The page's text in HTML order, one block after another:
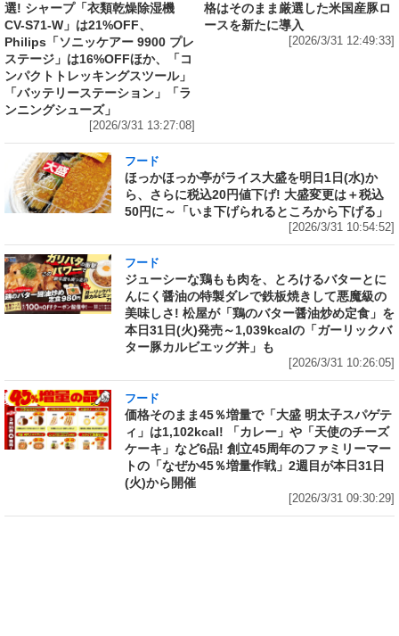
選! シャープ「衣類乾燥除湿機
CV-S71-W」は21%OFF、
Philips「ソニッケアー 9900 プレ
ステージ」は16%OFFほか、「コ
ンパクトトレッキングスツール」
「バッテリーステーション」「ラ
ンニングシューズ」
[2026/3/31 13:27:08]
格はそのまま厳選した米国産豚ロ
ースを新たに導入
[2026/3/31 12:49:33]
フード
ほっかほっか亭がライス大盛を明日1日(水)か
ら、さらに税込20円値下げ! 大盛変更は＋税込
50円に～「いま下げられるところから下げる」
[2026/3/31 10:54:52]
フード
ジューシーな鶏もも肉を、とろけるバターとに
んにく醤油の特製ダレで鉄板焼きして悪魔級の
美味しさ! 松屋が「鶏のバター醤油炒め定食」を
本日31日(火)発売～1,039kcalの「ガーリックバ
ター豚カルビエッグ丼」も
[2026/3/31 10:26:05]
フード
価格そのまま45％増量で「大盛 明太子スパゲテ
ィ」は1,102kcal! 「カレー」や「天使のチーズ
ケーキ」など6品! 創立45周年のファミリーマー
トの「なぜか45％増量作戦」2週目が本日31日
(火)から開催
[2026/3/31 09:30:29]